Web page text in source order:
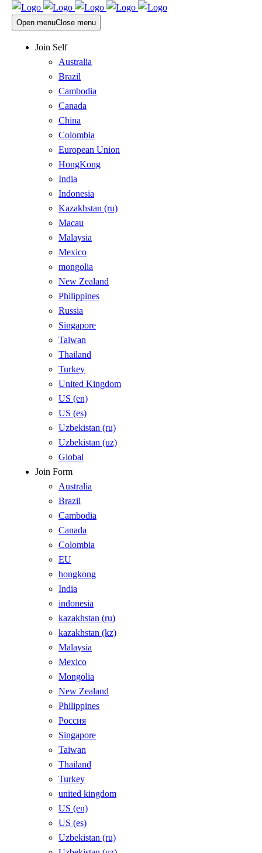
Open menuClose menu
Join Self
Australia
Brazil
Cambodia
Canada
China
Colombia
European Union
HongKong
India
Indonesia
Kazakhstan (ru)
Macau
Malaysia
Mexico
mongolia
New Zealand
Philippines
Russia
Singapore
Taiwan
Thailand
Turkey
United Kingdom
US (en)
US (es)
Uzbekistan (ru)
Uzbekistan (uz)
Global
Join Form
Australia
Brazil
Cambodia
Canada
Colombia
EU
hongkong
India
indonesia
kazakhstan (ru)
kazakhstan (kz)
Malaysia
Mexico
Mongolia
New Zealand
Philippines
Россия
Singapore
Taiwan
Thailand
Turkey
united kingdom
US (en)
US (es)
Uzbekistan (ru)